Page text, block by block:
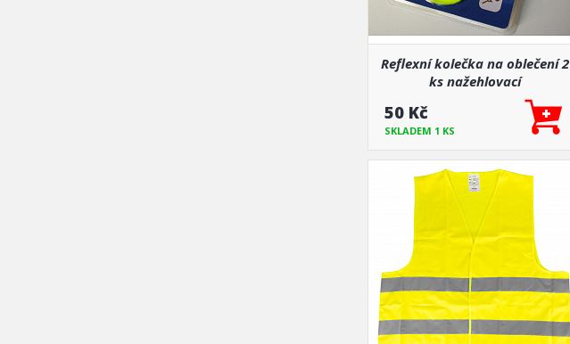
Reflexní kolečka na oblečení 2
ks nažehlovací
50 Kč
SKLADEM 1 KS